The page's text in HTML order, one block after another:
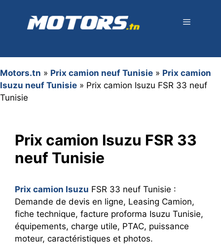
contenu
Motors.tn » Prix camion neuf Tunisie » Prix camion
Isuzu neuf Tunisie » Prix camion Isuzu FSR 33 neuf
Tunisie
Prix camion Isuzu FSR 33
neuf Tunisie
Prix camion Isuzu FSR 33 neuf Tunisie :
Demande de devis en ligne, Leasing Camion,
fiche technique, facture proforma Isuzu Tunisie,
équipements, charge utile, PTAC, puissance
moteur, caractéristiques et photos.